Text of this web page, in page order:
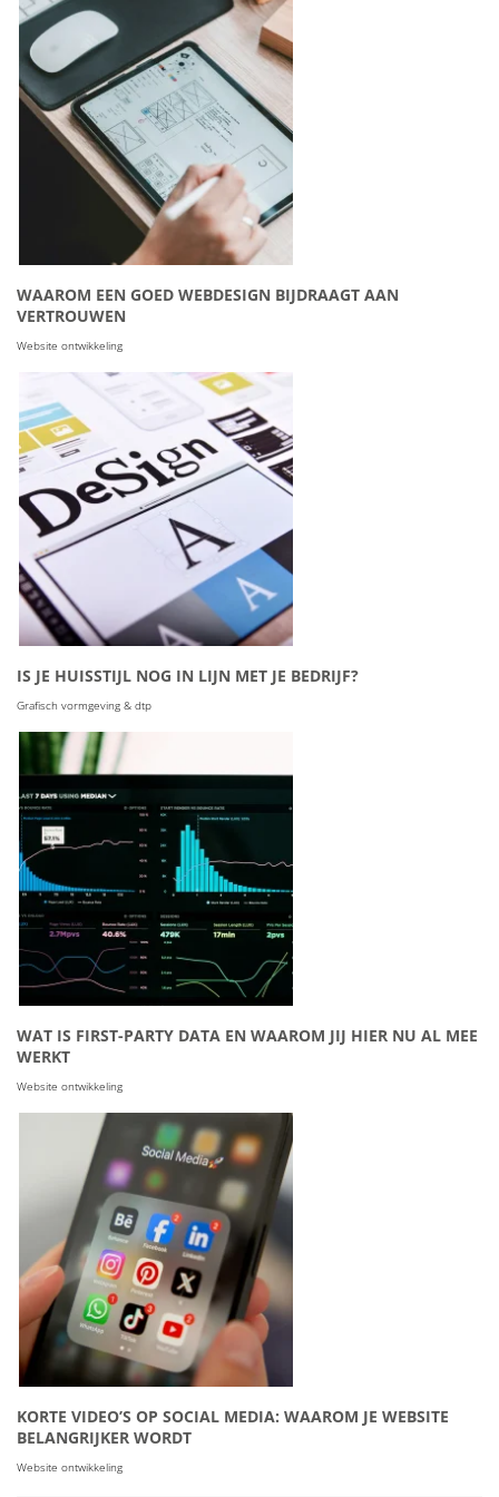
WAAROM EEN GOED WEBDESIGN BIJDRAAGT AAN
VERTROUWEN
Website ontwikkeling
IS JE HUISSTIJL NOG IN LIJN MET JE BEDRIJF?
Grafisch vormgeving & dtp
WAT IS FIRST-PARTY DATA EN WAAROM JIJ HIER NU AL MEE
WERKT
Website ontwikkeling
KORTE VIDEO’S OP SOCIAL MEDIA: WAAROM JE WEBSITE
BELANGRIJKER WORDT
Website ontwikkeling